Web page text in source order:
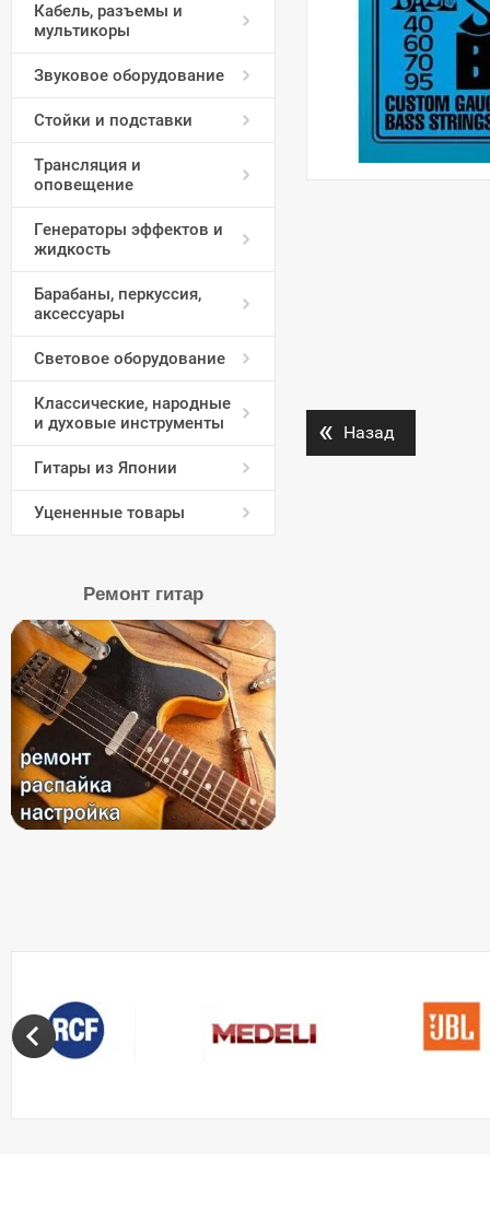
« Назад
Кабель, разъемы и
мультикоры
Звуковое оборудование
Стойки и подставки
Трансляция и
оповещение
Генераторы эффектов и
жидкость
Барабаны, перкуссия,
аксессуары
Световое оборудование
Классические, народные
и духовые инструменты
Гитары из Японии
Уцененные товары
Ремонт гитар